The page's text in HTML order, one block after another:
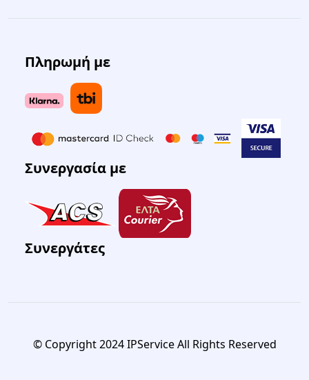
Πληρωμή με
Συνεργασία με
Συνεργάτες
© Copyright 2024 IPService All Rights Reserved